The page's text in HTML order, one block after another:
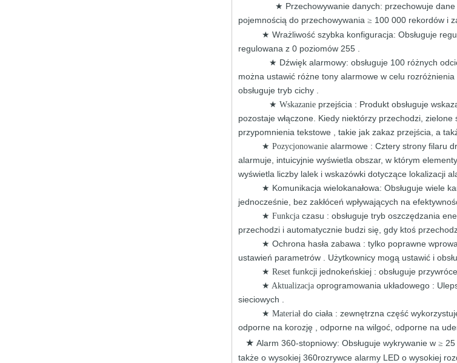
★ Przechowywanie danych: przechowuje
pojemnością do przechowywania ≥ 100 000 rekordów i
★ Wrażliwość szybka konfiguracja: Obsługuje
regulowana z 0 poziomów 255
★ Dźwięk alarmowy: obsługuje 100 różnych
można ustawić różne tony alarmowe w celu rozróżnienia
obsługuje tryb cichy
★ Wskazanie przejścia : Produkt obsługuje
pozostaje włączone. Kiedy niektórzy przechodzi, zielone
przypomnienia tekstowe takie jak zakaz przejścia, a
★ Pozycjonowanie alarmowe : Cztery strony filaru
alarmuje, intuicyjnie wyświetla obszar, w którym
wyświetla liczby lalek i wskazówki dotyczące lokalizacji
★ Komunikacja wielokanałowa: Obsługuje wiele
jednocześnie, bez zakłóceń wpływających na
★ Funkcja czasu : obsługuje tryb oszczędzania
przechodzi i automatycznie budzi się, gdy ktoś
★ Ochrona hasła zabawa : tylko poprawne
ustawień parametrów Użytkownicy mogą ustawić i
★ Reset funkcji jednokeńskiej : obsługuje
★ Aktualizacja oprogramowania układowego :
sieciowych .
★ Materiał do ciała : zewnętrzna część
odporne na korozję , odporne na wilgoć, odporne na
★ Alarm 360-stopniowy: Obsługuje wykrywanie w ≥ 25
także o wysokiej 360rozrywce alarmy LED o wysokiej